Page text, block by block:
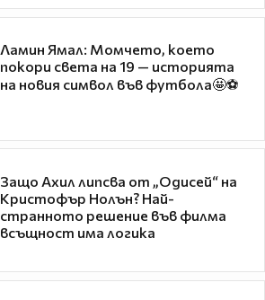
Ламин Ямал: Момчето, което
покори света на 19 — историята
на новия символ във футбола🤩⚽
Защо Ахил липсва от „Одисей“ на
Кристофър Нолън? Най-
странното решение във филма
всъщност има логика